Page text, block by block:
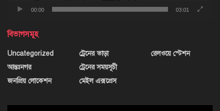
00:00 03:01
বিভাগসমূহ
Uncategorized
আন্তঃনগর
জনপ্রিয় লোকেশন
ট্রেনের ভাড়া
ট্রেনের সময়সূচী
মেইল এক্সপ্রেস
রেলওয়ে স্টেশন